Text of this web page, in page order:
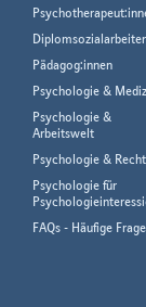
Pädagog:innen
Psychologie &
Psychologie &
Arbeitswelt
Psychologie & Recht
Psychologie für
FAQs - Häufige